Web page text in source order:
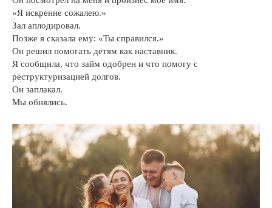
«Я искренне сожалею.»
Зал аплодировал.
Позже я сказала ему: «Ты справился.»
Он решил помогать детям как наставник.
Я сообщила, что займ одобрен и что помогу с
реструктуризацией долгов.
Он заплакал.
Мы обнялись.